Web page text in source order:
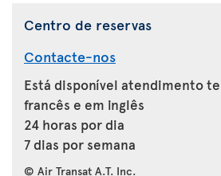
Centro de reservas
Contacte-nos
Está disponível atendimento
francês e em inglês
24 horas por dia
7 dias por semana
© Air Transat A.T. Inc.